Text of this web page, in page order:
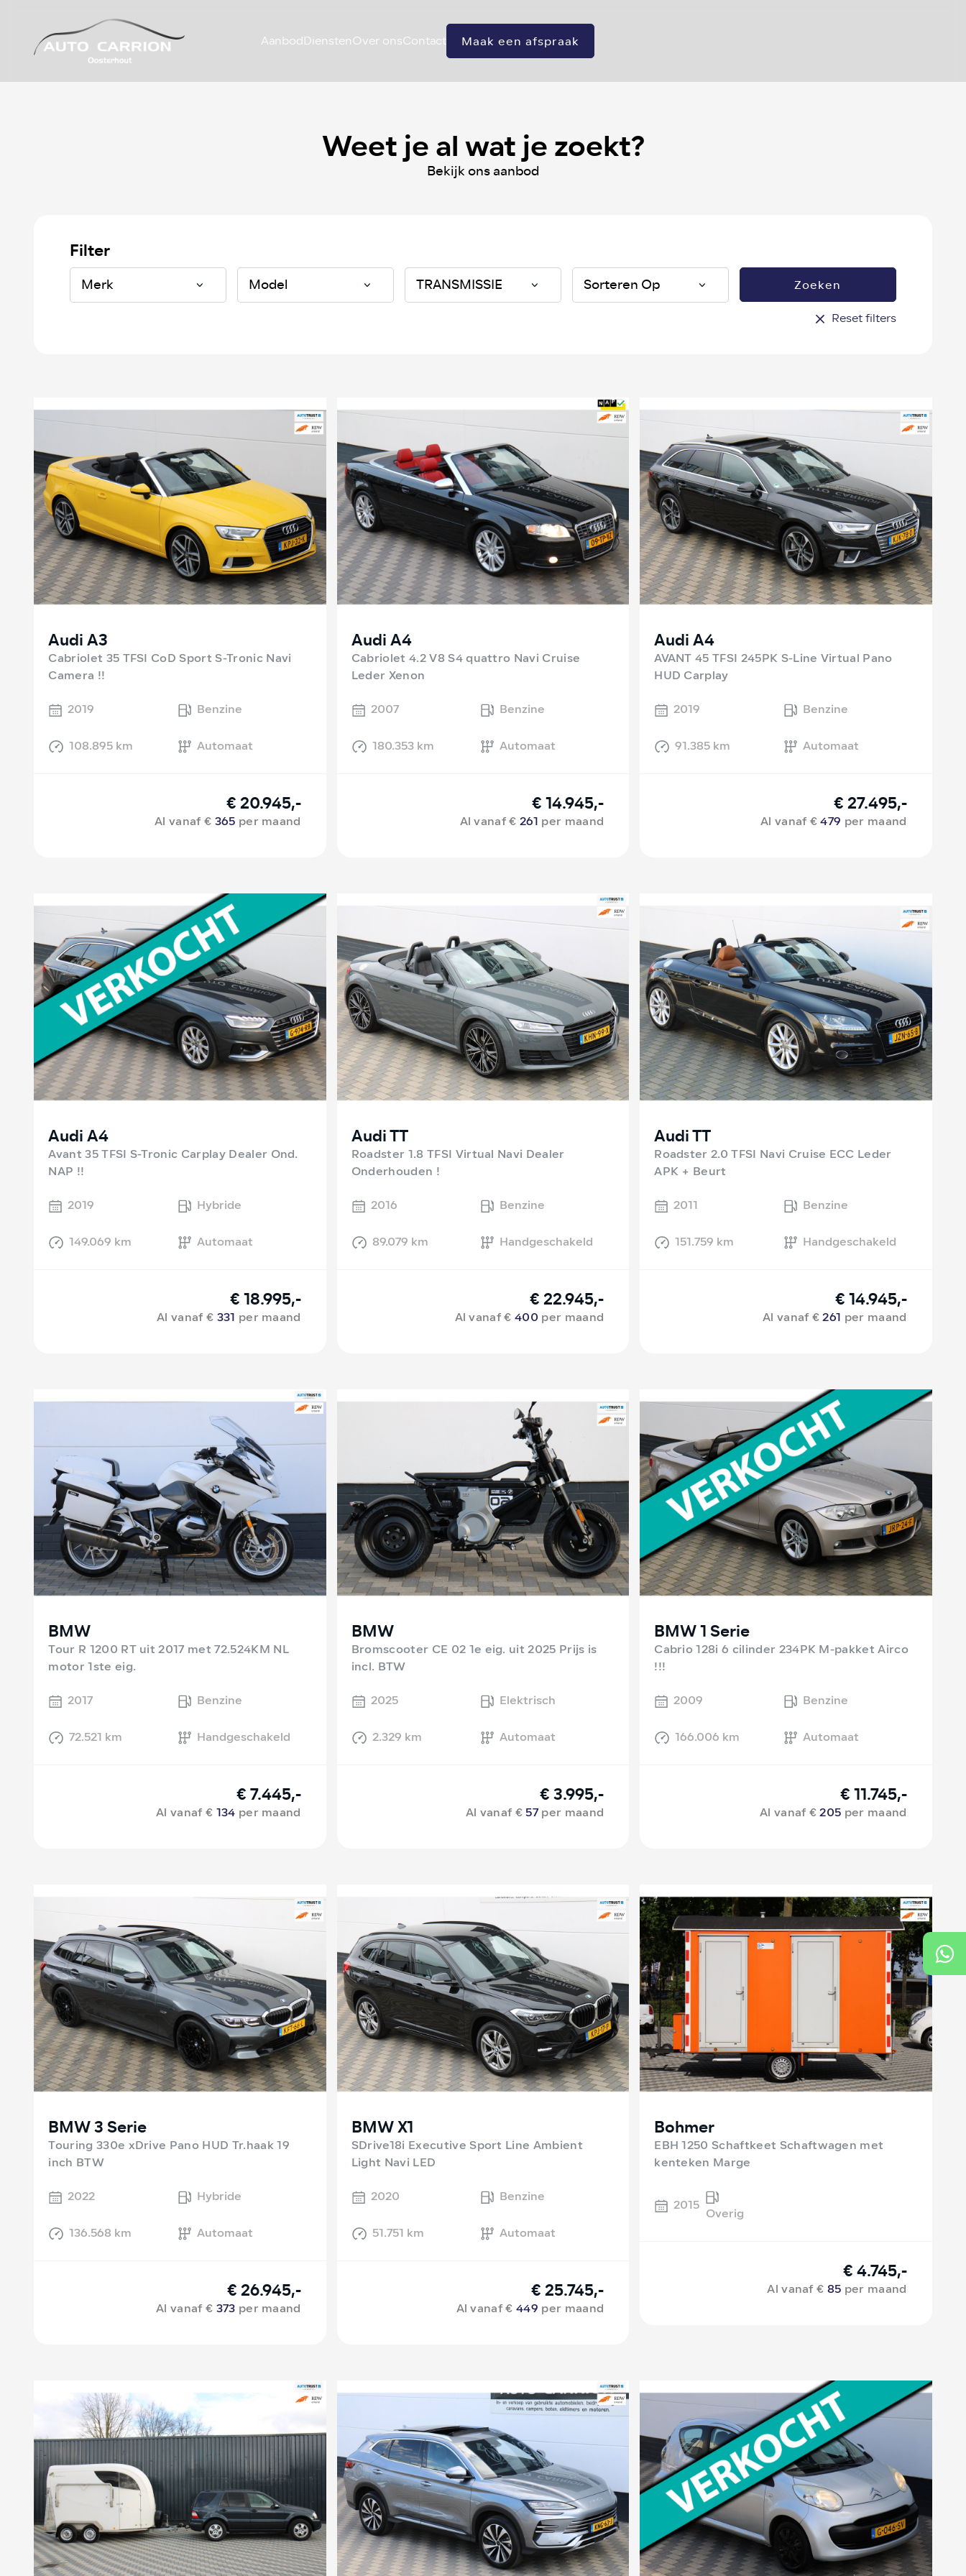
AanbodDienstenOver onsContact Maak een afspraak
Weet je al wat je zoekt?
Bekijk ons aanbod
Filter
Zoeken
Reset filters
Audi A3
Cabriolet 35 TFSI CoD Sport S-Tronic Navi
Camera !!
2019
Benzine
108.895 km Automaat
€ 20.945,-
Al vanaf € 365 per maand
Audi A4
Cabriolet 4.2 V8 S4 quattro Navi Cruise
Leder Xenon
2007
Benzine
180.353 km Automaat
€ 14.945,-
Al vanaf €261 per maand
Audi A4
AVANT 45 TFSI 245PK S-Line Virtual Pano
HUD Carplay
2019
Benzine
91.385 km Automaat
€ 27.495,-
Al vanaf €479 per maand
Audi A4
Avant 35 TFSI S-Tronic Carplay Dealer Ond.
NAP !!
2019
Hybride
149.069 km Automaat
€ 18.995,-
Al vanaf € 331 per maand
Audi TT
Roadster 1.8 TFSI Virtual Navi Dealer
Onderhouden !
2016
Benzine
89.079 km Handgeschakeld
€ 22.945,-
Al vanaf €400 per maand
Audi TT
Roadster 2.0 TFSI Navi Cruise ECC Leder
APK + Beurt
2011
Benzine
151.759 km Handgeschakeld
€ 14.945,-
Al vanaf €261 per maand
BMW
Tour R 1200 RT uit 2017 met 72.524KM NL
motor 1ste eig.
2017
Benzine
72.521 km Handgeschakeld
€ 7.445,-
Al vanaf € 134 per maand
BMW
Bromscooter CE 02 1e eig. uit 2025 Prijs is
incl. BTW
2025
Elektrisch
2.329 km Automaat
€ 3.995,-
Al vanaf €57per maand
BMW 1 Serie
Cabrio 128i 6 cilinder 234PK M-pakket Airco
!!!
2009
Benzine
166.006 km Automaat
€ 11.745,-
Al vanaf €205 per maand
BMW 3 Serie
Touring 330e xDrive Pano HUD Tr.haak 19
inch BTW
2022
Hybride
136.568 km Automaat
€ 26.945,-
Al vanaf € 373 per maand
BMW X1
SDrive18i Executive Sport Line Ambient
Light Navi LED
2020
Benzine
51.751 km Automaat
€ 25.745,-
Al vanaf €449 per maand
Bohmer
EBH 1250 Schaftkeet Schaftwagen met
kenteken Marge
2015 Overig
€ 4.745,-
Al vanaf € 85 per maand